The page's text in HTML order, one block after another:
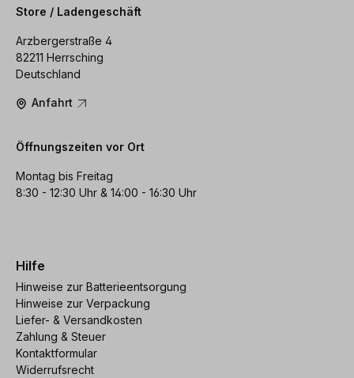
Store / Ladengeschäft
Arzbergerstraße 4
82211 Herrsching
Deutschland
Anfahrt
Öffnungszeiten vor Ort
Montag bis Freitag
8:30 - 12:30 Uhr & 14:00 - 16:30 Uhr
Hilfe
Hinweise zur Batterieentsorgung
Hinweise zur Verpackung
Liefer- & Versandkosten
Zahlung & Steuer
Kontaktformular
Widerrufsrecht